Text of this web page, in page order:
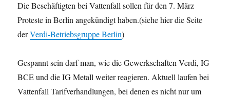
Die Beschäftigten bei Vattenfall sollen für den 7. März
Proteste in Berlin angekündigt haben.(siehe hier die Seite
derVerdi-Betriebsgruppe Berlin)
Gespannt sein darf man, wie die Gewerkschaften Verdi, IG
BCE und die IG Metall weiter reagieren. Aktuell laufen bei
Vattenfall Tarifverhandlungen, bei denen es nicht nur um